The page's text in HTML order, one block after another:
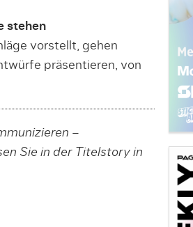
stehen
vorstellt, gehen
präsentieren, von
–
Sie in der Titelstory in